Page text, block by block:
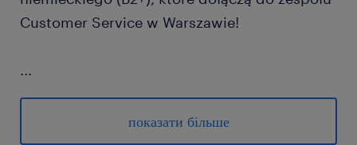
Customer Service w Warszawie!
...
Hej! Jesteśmy Randstad i pomagamy
jednemu z naszych klientów (globalnemu
liderowi w swojej branży) rozwijać centrum
показати більше